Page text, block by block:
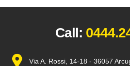
Call:
Via A. Rossi, 14-18 - 36057